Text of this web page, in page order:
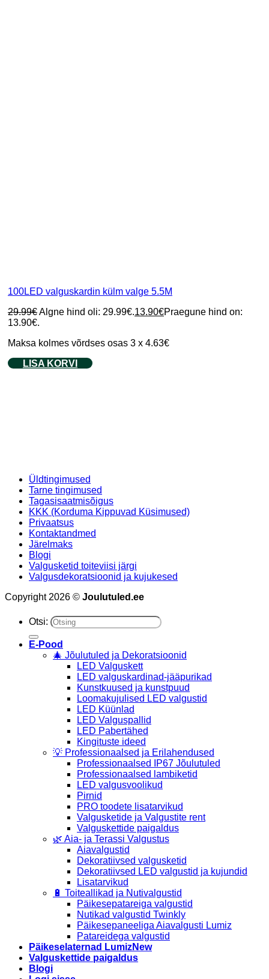
100LED valguskardin külm valge 5.5M
29.99€Algne hind oli: 29.99€.13.90€Praegune hind on:
13.90€.
Maksa kolmes võrdses osas 3 x 4.63€
LISA KORVI
Üldtingimused
Tarne tingimused
Tagasisaatmisõigus
KKK (Korduma Kippuvad Küsimused)
Privaatsus
Kontaktandmed
Järelmaks
Blogi
Valgusketid toiteviisi järgi
Valgusdekoratsioonid ja kujukesed
Copyright 2026 © Joulutuled.ee
Otsi:
E-Pood
🎄 Jõulutuled ja Dekoratsioonid
LED Valguskett
LED valguskardinad-jääpurikad
Kunstkuused ja kunstpuud
Loomakujulised LED valgustid
LED Küünlad
LED Valguspallid
LED Pabertähed
Kingituste ideed
💡 Professionaalsed ja Erilahendused
Professionaalsed IP67 Jõulutuled
Professionaalsed lambiketid
LED valgusvoolikud
Pirnid
PRO toodete lisatarvikud
Valgusketide ja Valgustite rent
Valguskettide paigaldus
🌿 Aia- ja Terassi Valgustus
Aiavalgustid
Dekoratiivsed valgusketid
Dekoratiivsed LED valgustid ja kujundid
Lisatarvikud
🔋 Toiteallikad ja Nutivalgustid
Päikesepatareiga valgustid
Nutikad valgustid Twinkly
Päikesepaneeliga Aiavalgusti Lumiz
Patareidega valgustid
Päikeselaternad Lumiz
Valguskettide paigaldus
Blogi